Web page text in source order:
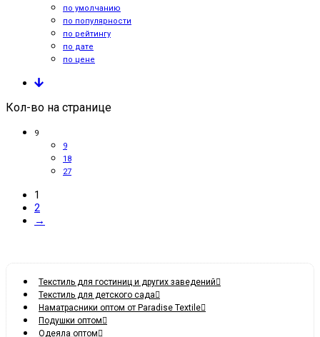
по умолчанию
по популярности
по рейтингу
по дате
по цене
Кол-во на странице
9
9
18
27
1
2
→
Текстиль для гостиниц и других заведений
Текстиль для детского сада
Наматрасники оптом от Paradise Textile
Подушки оптом
Одеяла оптом